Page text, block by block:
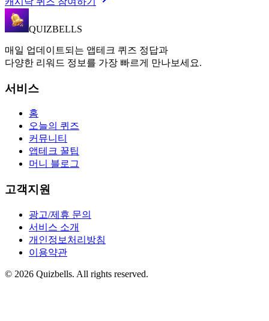
QUIZBELLS
매일 업데이트되는 앱테크 퀴즈 정답과
다양한 리워드 정보를 가장 빠르게 만나보세요.
서비스
홈
오늘의 퀴즈
커뮤니티
앱테크 꿀팁
머니 블로그
고객지원
광고/제휴 문의
서비스 소개
개인정보처리방침
이용약관
© 2026 Quizbells. All rights reserved.